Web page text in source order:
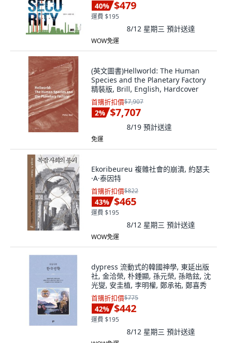
40% $479
運費 $195
8/12 星期三 預計送達
WOW免運
(英文圖書)Hellworld: The Human
Species and the Planetary Factory
精裝版, Brill, English, Hardcover
首購折扣價$7,907
2% $7,707
8/19 預計送達
免運
Ekoribeureu 複雜社會的崩潰, 約瑟夫
·A·泰因特
首購折扣價$822
43% $465
運費 $195
8/12 星期三 預計送達
WOW免運
dypress 流動式的韓國神學, 東延出版
社, 金洽榮, 朴鍾顯, 孫元榮, 孫皓鉉, 沈
光燮, 安圭植, 李明權, 鄭承祐, 鄭喜秀
首購折扣價$775
42% $442
運費 $195
8/12 星期三 預計送達